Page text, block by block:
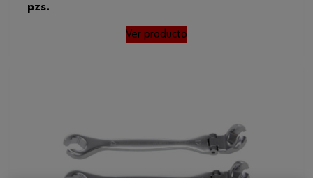
pzs.
Ver producto